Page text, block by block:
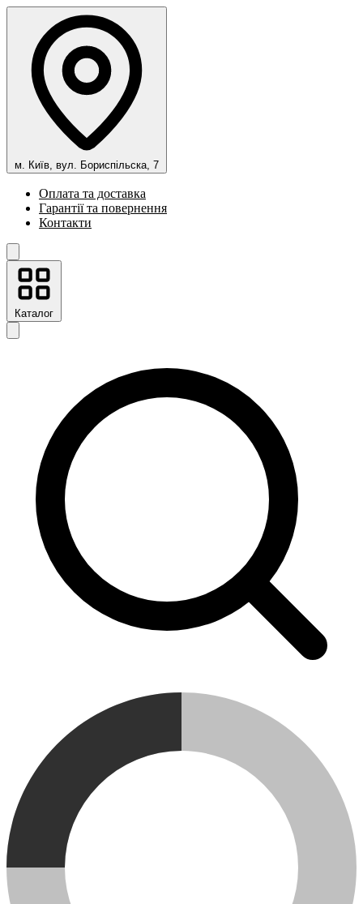
м. Київ, вул. Бориспільска, 7
Оплата та доставка
Гарантії та повернення
Контакти
Каталог